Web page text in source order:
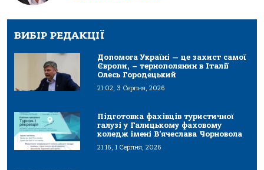
ВИБІР РЕДАКЦІЇ
Допомога Україні — це захист самої
Європи, – тернополянин в Італії
Олесь Городецький
21:02, 3 Серпня, 2026
Підготовка фахівців туристичної
галузі у Галицькому фаховому
коледж імені В’ячеслава Чорновола
21:16, 1 Серпня, 2026